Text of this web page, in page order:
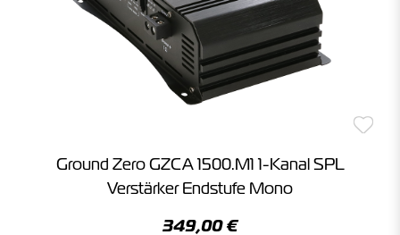
Ground Zero GZCA 1500.M1 1-Kanal SPL
Verstärker Endstufe Mono
349,00 €